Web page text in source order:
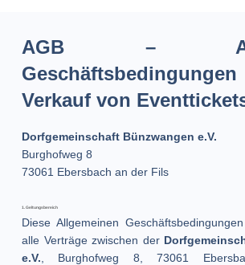
AGB –
Verkauf von
Dorfgemeinschaft Bünzwangen e.V.
Burghofweg 8
73061 Ebersbach an der Fils
1. Geltungsbereich
Diese Allgemeinen
alle Verträge zwischen der
e.V. , Burghofweg 8, 73061